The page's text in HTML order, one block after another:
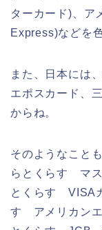
ターカード)、ア
Express)などを
また、日本には
エポスカード、
からね。
そのようなこと
らとくらす マ
とくらす VISA
す アメリカン